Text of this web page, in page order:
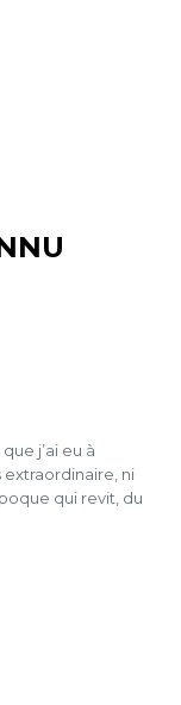
j’ai eu à
extraordinaire, ni
qui revit, du